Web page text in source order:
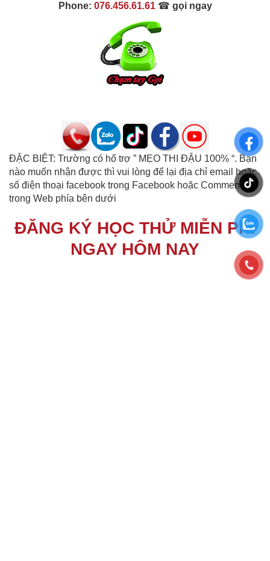
Phone: 076.456.61.61 ☎ gọi ngay
ĐẶC BIỆT: Trường có hổ trợ ” MẸO THI ĐẬU 100% “. Bạn
nào muốn nhận được thì vui lòng để lại địa chỉ email hoặc
số điện thoại facebook trong Facebook hoặc Comment
trong Web phía bên dưới
ĐĂNG KÝ HỌC THỬ MIỄN PHÍ
NGAY HÔM NAY